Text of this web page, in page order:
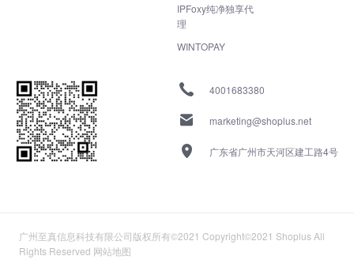
IPFoxy纯净独享代
理
WINTOPAY
4001683380
marketing@shoplus.net
广东省广州市天河区建工路4号
广州至真信息科技有限公司版权所有©2021 Copyright©2021 Shoplus All
Rights Reserved 网站地图